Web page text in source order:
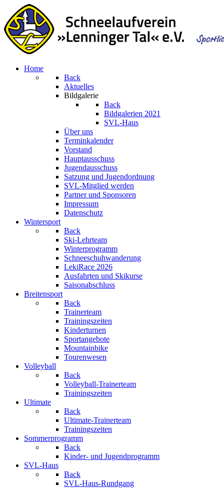
Home
Back
Aktuelles
Bildgalerie
Back
Bildgalerien 2021
SVL-Haus
Über uns
Terminkalender
Vorstand
Hauptausschuss
Jugendausschuss
Satzung und Jugendordnung
SVL-Mitglied werden
Partner und Sponsoren
Impressum
Datenschutz
Wintersport
Back
Ski-Lehrteam
Winterprogramm
Schneeschuhwanderung
LekiRace 2026
Ausfahrten und Skikurse
Saisonabschluss
Breitensport
Back
Trainerteam
Trainingszeiten
Kinderturnen
Sportangebote
Mountainbike
Tourenwesen
Volleyball
Back
Volleyball-Trainerteam
Trainingszeiten
Ultimate
Back
Ultimate-Trainerteam
Trainingszeiten
Sommerprogramm
Back
Kinder- und Jugendprogramm
SVL-Haus
Back
SVL-Haus-Rundgang